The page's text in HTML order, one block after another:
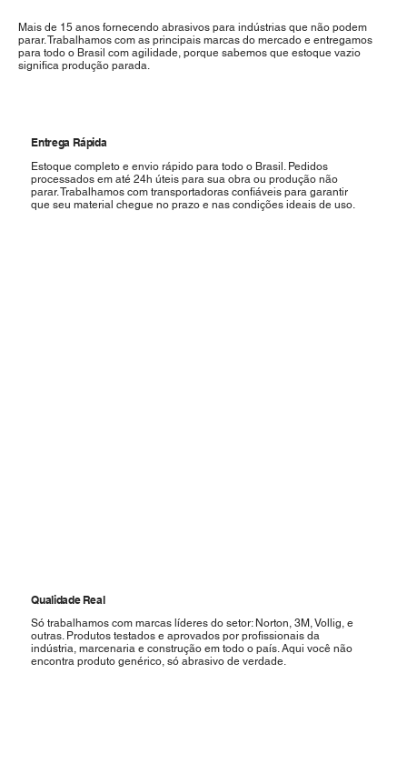
Mais de 15 anos fornecendo abrasivos para indústrias que não podem
parar. Trabalhamos com as principais marcas do mercado e entregamos
para todo o Brasil com agilidade, porque sabemos que estoque vazio
significa produção parada.
Entrega Rápida
Estoque completo e envio rápido para todo o Brasil. Pedidos
processados em até 24h úteis para sua obra ou produção não
parar. Trabalhamos com transportadoras confiáveis para garantir
que seu material chegue no prazo e nas condições ideais de uso.
Qualidade Real
Só trabalhamos com marcas líderes do setor: Norton, 3M, Vollig, e
outras. Produtos testados e aprovados por profissionais da
indústria, marcenaria e construção em todo o país. Aqui você não
encontra produto genérico, só abrasivo de verdade.